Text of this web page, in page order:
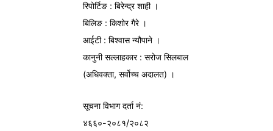
रिपोर्टिङ : बिरेन्द्र शाही ।
बिलिङ : किशोर गैरे ।
आईटी : बिश्वास न्यौपाने ।
कानुनी सल्लाहकार : सरोज सिलबाल
(अधिवक्ता, सर्वोच्च अदालत) ।
सूचना विभागदर्ता नं:
४६६०-२०८१/२०८२